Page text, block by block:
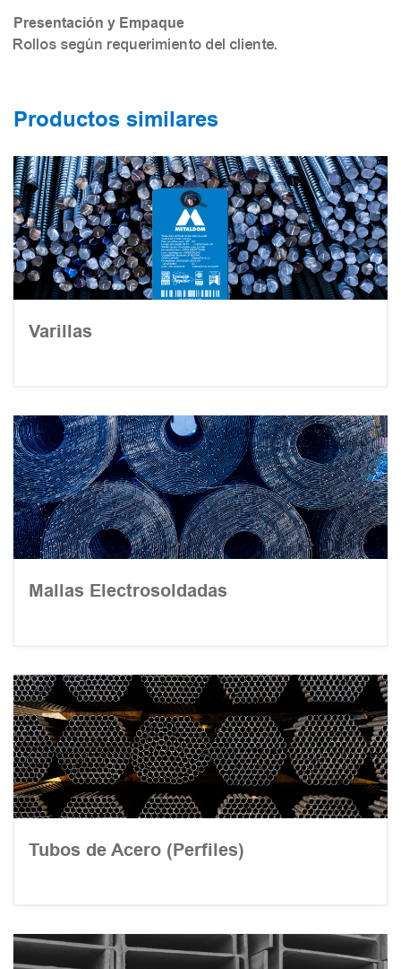
Presentación y Empaque
Rollos según requerimiento del cliente.
Productos similares
Varillas
Mallas Electrosoldadas
Tubos de Acero (Perfiles)